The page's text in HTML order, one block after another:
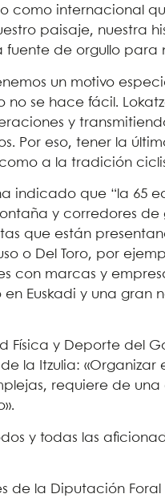
como internacional
paisaje, nuestra
fuente de orgullo para
un motivo
se hace fácil.
y
Por eso, tener la
a la tradición
indicado que “la 65
y corredores de
que están
o Del Toro, por
con marcas y
en Euskadi y una
y Deporte del
la Itzulia:
requiere de
y todas las
de la Diputación